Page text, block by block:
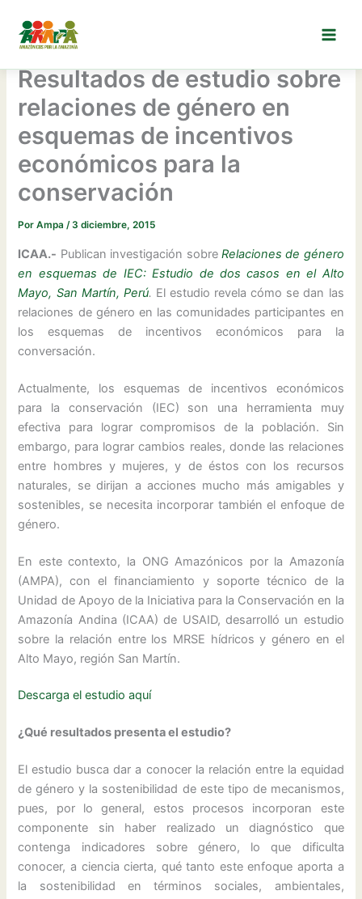
contenido
Resultados de estudio sobre
relaciones de género en
esquemas de incentivos
económicos para la
conservación
PorAmpa/ 3 diciembre, 2015
ICAA.- Publican investigación sobre Relaciones de género
en esquemas de IEC: Estudio de dos casos en el Alto
Mayo, San Martín, Perú. El estudio revela cómo se dan las
relaciones de género en las comunidades participantes en
los esquemas de incentivos económicos para la
conversación.
Actualmente, los esquemas de incentivos económicos
para la conservación (IEC) son una herramienta muy
efectiva para lograr compromisos de la población. Sin
embargo, para lograr cambios reales, donde las relaciones
entre hombres y mujeres, y de éstos con los recursos
naturales, se dirijan a acciones mucho más amigables y
sostenibles, se necesita incorporar también el enfoque de
género.
En este contexto, la ONG Amazónicos por la Amazonía
(AMPA), con el financiamiento y soporte técnico de la
Unidad de Apoyo de la Iniciativa para la Conservación en la
Amazonía Andina (ICAA) de USAID, desarrolló un estudio
sobre la relación entre los MRSE hídricos y género en el
Alto Mayo, región San Martín.
Descarga el estudio aquí
¿Qué resultados presenta el estudio?
El estudio busca dar a conocer la relación entre la equidad
de género y la sostenibilidad de este tipo de mecanismos,
pues, por lo general, estos procesos incorporan este
componente sin haber realizado un diagnóstico que
contenga indicadores sobre género, lo que dificulta
conocer, a ciencia cierta, qué tanto este enfoque aporta a
la sostenibilidad en términos sociales, ambientales,